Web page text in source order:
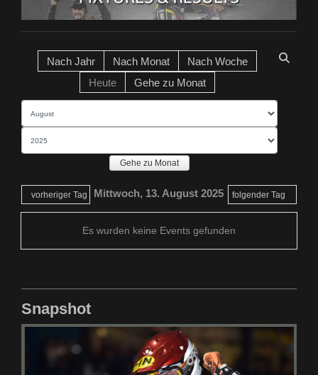
Nach Jahr Nach Monat
Nach Woche
Heute
Gehe zu Monat
Gehe zu Monat
vorheriger Tag Mittwoch, 13. August 2025 folgender Tag
Es wurden keine Events gefunden
Snapshot